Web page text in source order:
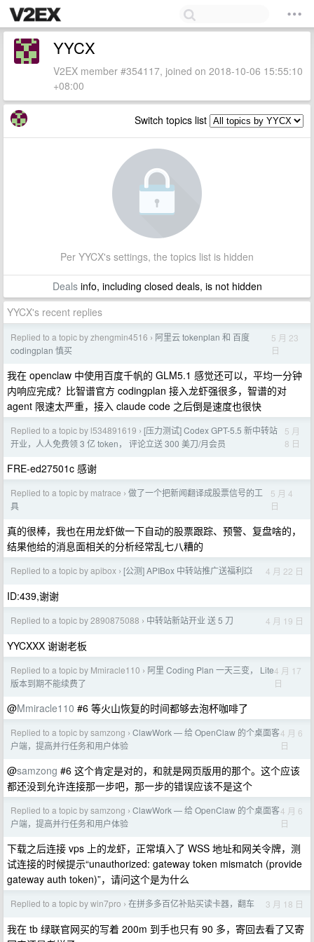
YYCX
V2EX member #354117, joined on 2018-10-06 15:55:10
+08:00
Switch topics list
Per YYCX's settings, the topics list is hidden
Dealsinfo, including closed deals, is not hidden
YYCX's recent replies
Replied to a topic by zhengmin4516 › 阿里云 tokenplan 和 百度
codingplan 慎买
5 月 23
日
我在 openclaw 中使用百度千帆的 GLM5.1 感觉还可以，平均一分钟
内响应完成？比智谱官方 codingplan 接入龙虾强很多，智谱的对
agent 限速太严重，接入 claude code 之后倒是速度也很快
Replied to a topic by l534891619 › [压力测试] Codex GPT-5.5 新中转站
开业，人人免费领 3 亿 token， 评论立送 300 美刀/月会员
5 月
8 日
FRE-ed27501c 感谢
Replied to a topic by matrace › 做了一个把新闻翻译成股票信号的工
具
5 月 4
日
真的很棒，我也在用龙虾做一下自动的股票跟踪、预警、复盘啥的，
结果他给的消息面相关的分析经常乱七八糟的
Replied to a topic by apibox › [公测] APIBox 中转站推广送福利💥 4 月 22 日
ID:439,谢谢
Replied to a topic by 2890875088 › 中转站新站开业 送 5 刀 4 月 19 日
YYCXXX 谢谢老板
Replied to a topic by Mmiracle110 › 阿里 Coding Plan 一天三变， Lite
版本到期不能续费了
4 月 17
日
@Mmiracle110 #6 等火山恢复的时间都够去泡杯咖啡了
Replied to a topic by samzong › ClawWork — 给 OpenClaw 的个桌面客
户端，提高并行任务和用户体验
4 月 6
日
@samzong #6 这个肯定是对的，和就是网页版用的那个。这个应该
都还没到允许连接那一步吧，那一步的错误应该不是这个
Replied to a topic by samzong › ClawWork — 给 OpenClaw 的个桌面客
户端，提高并行任务和用户体验
4 月 6
日
下载之后连接 vps 上的龙虾，正常填入了 WSS 地址和网关令牌，测
试连接的时候提示“unauthorized: gateway token mismatch (provide
gateway auth token)”，请问这个是为什么
Replied to a topic by win7pro › 在拼多多百亿补贴买读卡器，翻车 3 月 18 日
我在 tb 绿联官网买的写着 200m 到手也只有 90 多，寄回去看了又寄